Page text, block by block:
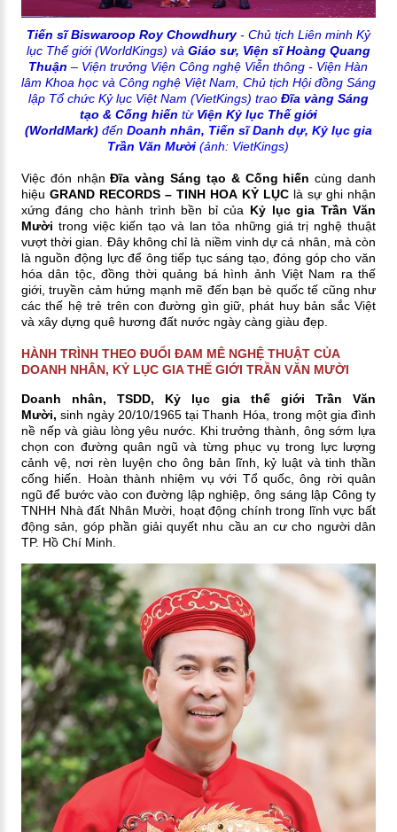
Tiến sĩ Biswaroop Roy Chowdhury- Chủ tịch Liên minh Kỷ
lục Thế giới (WorldKings) và Giáo sư, Viện sĩ Hoàng Quang
Thuận – Viện trưởng Viện Công nghệ Viễn thông - Viện Hàn
lâm Khoa học và Công nghệ Việt Nam, Chủ tịch Hội đồng Sáng
lập Tổ chức Kỷ lục Việt Nam (VietKings) trao Đĩa vàng Sáng
tạo & Cống hiến từ Viện Kỷ lục Thế giới
(WorldMark)đến Doanh nhân, Tiến sĩ Danh dự, Kỷ lục gia
Trần Văn Mười(ảnh: VietKings)
Việc đón nhậnĐĩa vàng Sáng tạo & Cống hiến cùng danh
hiệuGRAND RECORDS – TINH HOA KỶ LỤClà sự ghi nhận
xứng đáng cho hành trình bền bỉ của Kỷ lục gia Trần Văn
Mười trong việc kiến tạo và lan tỏa những giá trị nghệ thuật
vượt thời gian. Đây không chỉ là niềm vinh dự cá nhân, mà còn
là nguồn động lực để ông tiếp tục sáng tạo, đóng góp cho văn
hóa dân tộc, đồng thời quảng bá hình ảnh Việt Nam ra thế
giới, truyền cảm hứng mạnh mẽ đến bạn bè quốc tế cũng như
các thế hệ trẻ trên con đường gìn giữ, phát huy bản sắc Việt
và xây dựng quê hương đất nước ngày càng giàu đẹp.
HÀNH TRÌNH THEO ĐUỔI ĐAM MÊ NGHỆ THUẬT CỦA
DOANH NHÂN, KỶ LỤC GIA THẾ GIỚI TRẦN VĂN MƯỜI
Doanh nhân, TSDD, Kỷ lục gia thế giới Trần Văn
Mười, sinh ngày 20/10/1965 tại Thanh Hóa, trong một gia đình
nề nếp và giàu lòng yêu nước. Khi trưởng thành, ông sớm lựa
chọn con đường quân ngũ và từng phục vụ trong lực lượng
cảnh vệ, nơi rèn luyện cho ông bản lĩnh, kỷ luật và tinh thần
cống hiến. Hoàn thành nhiệm vụ với Tổ quốc, ông rời quân
ngũ để bước vào con đường lập nghiệp, ông sáng lập Công ty
TNHH Nhà đất Nhân Mười, hoạt động chính trong lĩnh vực bất
động sản, góp phần giải quyết nhu cầu an cư cho người dân
TP. Hồ Chí Minh.